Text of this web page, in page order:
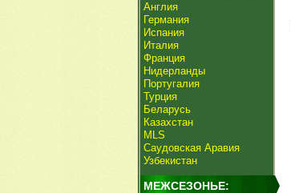
Англия
Германия
Испания
Италия
Франция
Нидерланды
Португалия
Турция
Беларусь
Казахстан
MLS
Саудовская Аравия
Узбекистан
МЕЖСЕЗОНЬЕ: